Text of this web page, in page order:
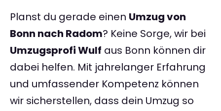
Planst du gerade einen Umzug von
Bonn nach Radom? Keine Sorge, wir bei
Umzugsprofi Wulf aus Bonn können dir
dabei helfen. Mit jahrelanger Erfahrung
und umfassender Kompetenz können
wir sicherstellen, dass dein Umzug so